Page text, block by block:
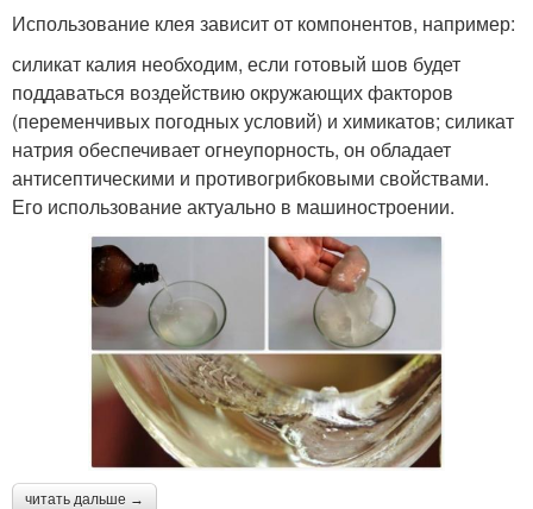
Использование клея зависит от компонентов, например:
силикат калия необходим, если готовый шов будет
поддаваться воздействию окружающих факторов
(переменчивых погодных условий) и химикатов; силикат
натрия обеспечивает огнеупорность, он обладает
антисептическими и противогрибковыми свойствами.
Его использование актуально в машиностроении.
читать дальше →